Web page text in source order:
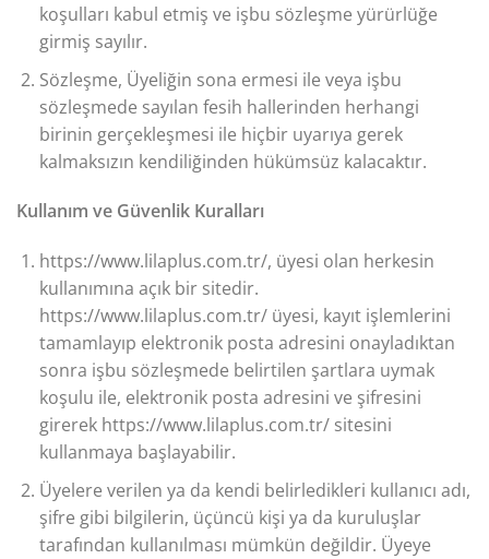
koşulları kabul etmiş ve işbu sözleşme yürürlüğe
girmiş sayılır.
Sözleşme, Üyeliğin sona ermesi ile veya işbu
sözleşmede sayılan fesih hallerinden herhangi
birinin gerçekleşmesi ile hiçbir uyarıya gerek
kalmaksızın kendiliğinden hükümsüz kalacaktır.
Kullanım ve Güvenlik Kuralları
https://www.lilaplus.com.tr/, üyesi olan herkesin
kullanımına açık bir sitedir.
https://www.lilaplus.com.tr/ üyesi, kayıt işlemlerini
tamamlayıp elektronik posta adresini onayladıktan
sonra işbu sözleşmede belirtilen şartlara uymak
koşulu ile, elektronik posta adresini ve şifresini
girerek https://www.lilaplus.com.tr/ sitesini
kullanmaya başlayabilir.
Üyelere verilen ya da kendi belirledikleri kullanıcı adı,
şifre gibi bilgilerin, üçüncü kişi ya da kuruluşlar
tarafından kullanılması mümkün değildir. Üyeye